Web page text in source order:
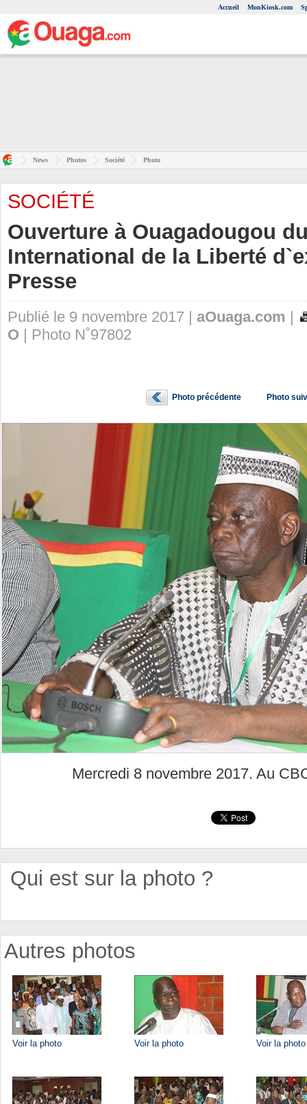
Accueil MonKiosk.com
News Photos Société Photo
SOCIÉTÉ
Ouverture à Ouagadougou
International de la Liberté
Presse
Publié le 9 novembre 2017 | aOuaga.com |
O | Photo N˚97802
Photo précédente Photo
Mercredi 8 novembre 2017. Au
Qui est sur la photo ?
Autres photos
Voir la photo Voir la photo Voir la photo